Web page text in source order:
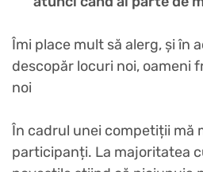
Îmi place mult să alerg, și în
descopăr locuri noi, oameni
noi
În cadrul unei competiții mă
participanți. La majoritatea